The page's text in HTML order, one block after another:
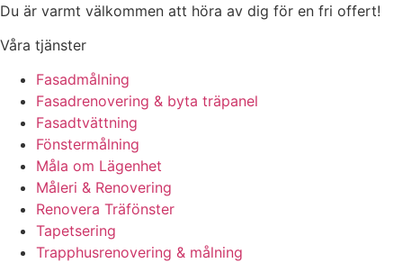
Du är varmt välkommen att höra av dig för en fri offert!
Våra tjänster
Fasadmålning
Fasadrenovering & byta träpanel
Fasadtvättning
Fönstermålning
Måla om Lägenhet
Måleri & Renovering
Renovera Träfönster
Tapetsering
Trapphusrenovering & målning